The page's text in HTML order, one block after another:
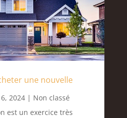
une nouvelle
2024| Non classé
est un exercice très